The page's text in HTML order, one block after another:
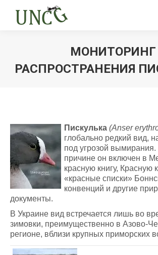
МОНИТОРИНГ
РАСПРОСТРАНЕНИЯ
Пискулька (Anser
глобально редкий вид,
под угрозой вымирания.
причине он включен в
красную книгу, Красную
«красные списки»
конвенций и другие
документы.
В Украине вид встречается лишь во
зимовки, преимущественно в Азово-
регионе, вблизи крупных приморских